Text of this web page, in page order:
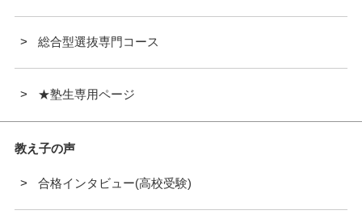
総合型選抜専門コース
★塾生専用ページ
教え子の声
合格インタビュー(高校受験)